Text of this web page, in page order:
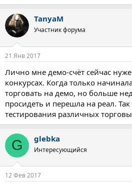
TanyaM
Участник форума
21 Янв 2017
Лично мне демо-счёт сейчас
конкурсах. Когда только
торговать на демо, но больше
просидеть и перешла на реал.
тестирования различных
G glebka
Интересующийся
12 Фев 2017